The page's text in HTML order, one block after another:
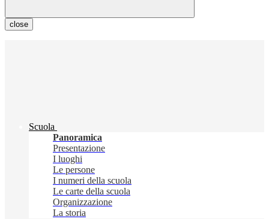
close
Scuola
Panoramica
Presentazione
I luoghi
Le persone
I numeri della scuola
Le carte della scuola
Organizzazione
La storia